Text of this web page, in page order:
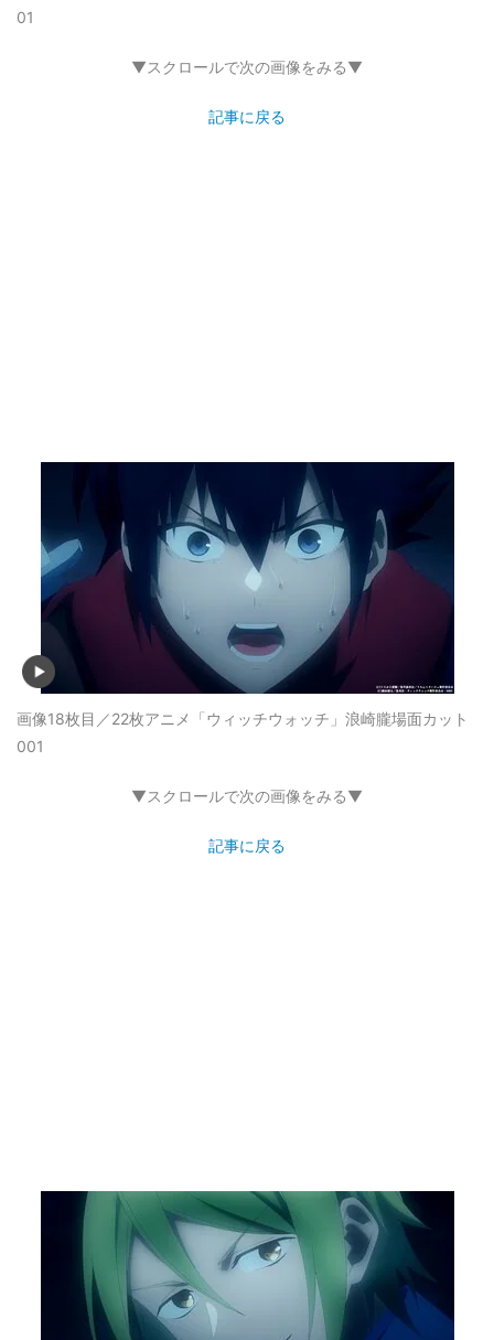
01
▼スクロールで次の画像をみる▼
記事に戻る
画像18枚目／22枚アニメ「ウィッチウォッチ」浪崎朧場面カット
001
▼スクロールで次の画像をみる▼
記事に戻る